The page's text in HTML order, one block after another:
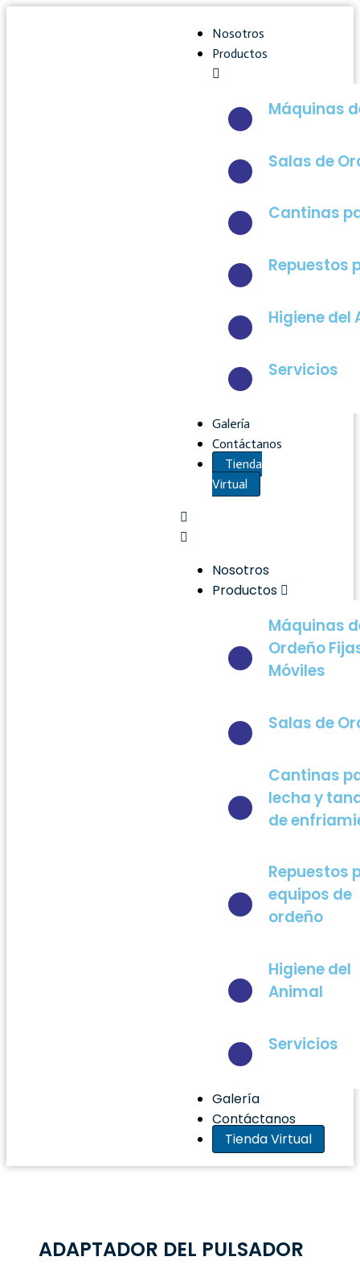
Nosotros
Productos
Máquinas
Salas de
Cantinas
Repuestos
Higiene del
Servicios
Galería
Contáctanos
Tienda
Virtual
Nosotros
Productos
Máquinas
Ordeño
Móviles
Salas de
Cantinas
lecha y
de
Repuestos
equipos de
ordeño
Higiene del
Animal
Servicios
Galería
Contáctanos
Tienda Virtual
ADAPTADOR DEL PULSADOR